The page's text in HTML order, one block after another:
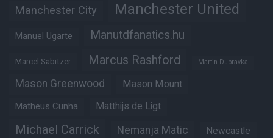
Manchester City Manchester United
Manuel Ugarte Manutdfanatics.hu
Marcel Sabitzer Marcus Rashford Martin Dubravka
Mason Greenwood Mason Mount
Matheus Cunha Matthijs de Ligt
Michael Carrick Nemanja Matic Newcastle